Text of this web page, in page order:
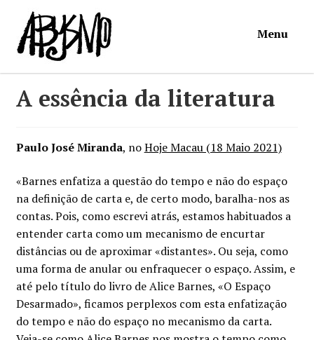
Ir
para
navegação
Saltar
para
conteúdo
Menu
Torpor
Contactos
Carrinho
Minha conta
A essência da literatura
Paulo José Miranda, noHoje Macau (18 Maio 2021)
«Barnes enfatiza a questão do tempo e não do espaço
na definição de carta e, de certo modo, baralha-nos as
contas. Pois, como escrevi atrás, estamos habituados a
entender carta como um mecanismo de encurtar
distâncias ou de aproximar «distantes». Ou seja, como
uma forma de anular ou enfraquecer o espaço. Assim, e
até pelo título do livro de Alice Barnes, «O Espaço
Desarmado», ficamos perplexos com esta enfatização
do tempo e não do espaço no mecanismo da carta.